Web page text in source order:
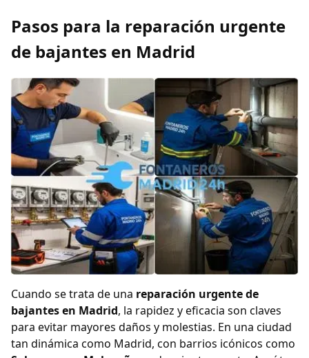
Pasos para la reparación urgente
de bajantes en Madrid
Cuando se trata de una reparación urgente de
bajantes en Madrid, la rapidez y eficacia son claves
para evitar mayores daños y molestias. En una ciudad
tan dinámica como Madrid, con barrios icónicos como